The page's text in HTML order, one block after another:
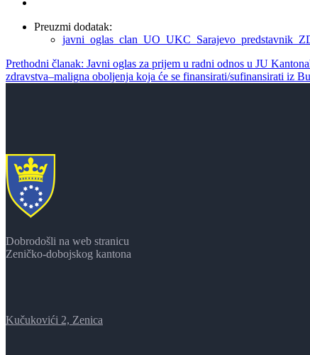
Preuzmi dodatak:
Prethodni članak: Javni oglas za prijem u radni odnos u JU
zdravstva–maligna oboljenja koja će se finansirati/sufinansirati iz
Dobrodošli na web stranicu
Zeničko-dobojskog kantona
Kučukovići 2, Zenica